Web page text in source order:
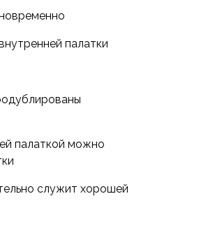
палатки
палаткой можно
служит хорошей